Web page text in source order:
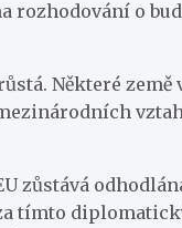
rozhodování o
Některé země
zůstává
tímto